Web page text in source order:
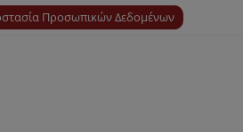
Προσωπικών Δεδομένων